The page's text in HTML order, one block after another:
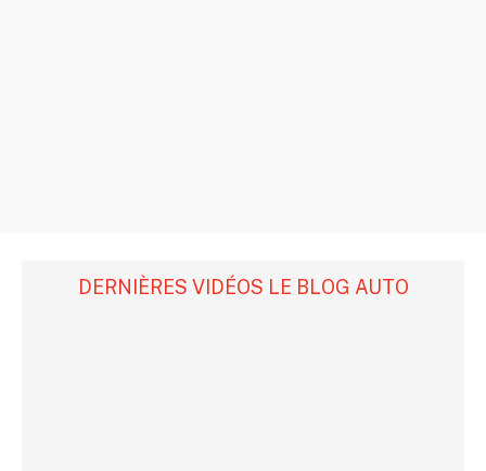
DERNIÈRES VIDÉOS LE BLOG AUTO